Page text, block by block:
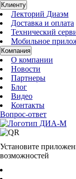
Клиенту
Лекторий Диаэм
Доставка и оплата
Технический
Мобильное
Компания
О компании
Новости
Партнеры
Блог
Видео
Контакты
Вопрос-ответ
Установите
возможностей